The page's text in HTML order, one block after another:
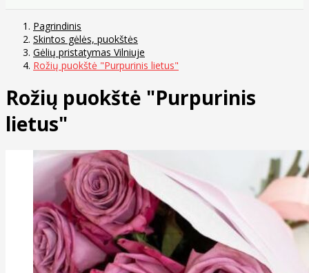
Pagrindinis
Skintos gėlės, puokštės
Gėlių pristatymas Vilniuje
Rožių puokštė "Purpurinis lietus"
Rožių puokštė "Purpurinis
lietus"